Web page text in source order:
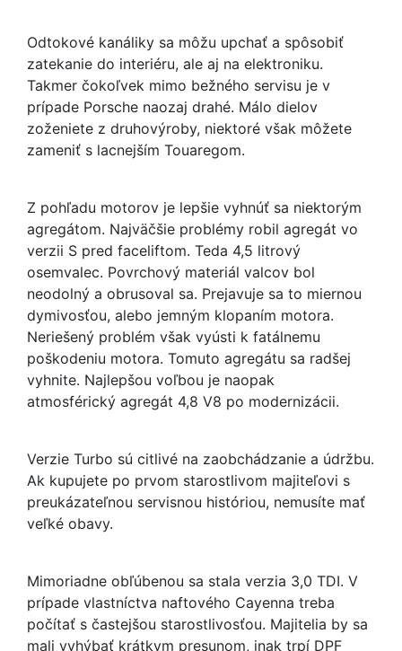
Odtokové kanáliky sa môžu upchať a spôsobiť
zatekanie do interiéru, ale aj na elektroniku.
Takmer čokoľvek mimo bežného servisu je v
prípade Porsche naozaj drahé. Málo dielov
zoženiete z druhovýroby, niektoré však môžete
zameniť s lacnejším Touaregom.
Z pohľadu motorov je lepšie vyhnúť sa niektorým
agregátom. Najväčšie problémy robil agregát vo
verzii S pred faceliftom. Teda 4,5 litrový
osemvalec. Povrchový materiál valcov bol
neodolný a obrusoval sa. Prejavuje sa to miernou
dymivosťou, alebo jemným klopaním motora.
Neriešený problém však vyústi k fatálnemu
poškodeniu motora. Tomuto agregátu sa radšej
vyhnite. Najlepšou voľbou je naopak
atmosférický agregát 4,8 V8 po modernizácii.
Verzie Turbo sú citlivé na zaobchádzanie a údržbu.
Ak kupujete po prvom starostlivom majiteľovi s
preukázateľnou servisnou históriou, nemusíte mať
veľké obavy.
Mimoriadne obľúbenou sa stala verzia 3,0 TDI. V
prípade vlastníctva naftového Cayenna treba
počítať s častejšou starostlivosťou. Majitelia by sa
mali vyhýbať krátkym presunom, inak trpí DPF